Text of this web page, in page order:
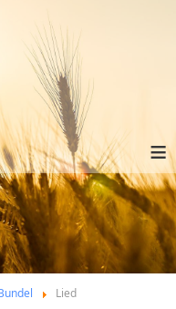
≡
Lied